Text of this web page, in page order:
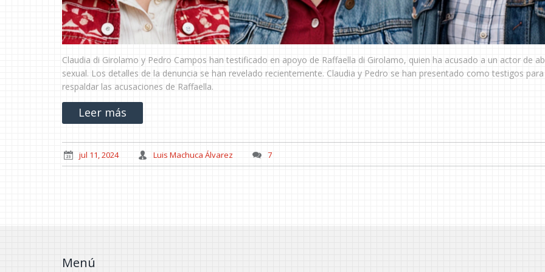
Claudia di Girolamo y Pedro Campos han testificado en apoyo de Raffaella di Girolamo, quien ha acusado a un actor de
sexual. Los detalles de la denuncia se han revelado recientemente. Claudia y Pedro se han presentado como testigos para
respaldar las acusaciones de Raffaella.
Leer más
jul 11, 2024 Luis Machuca Álvarez 7
Menú